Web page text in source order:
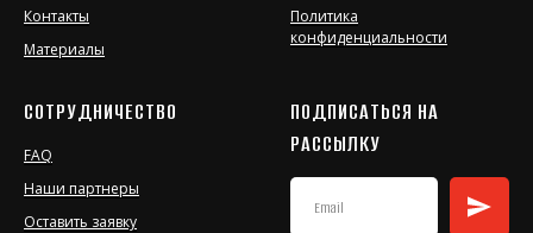
Контакты
Материалы
Политика
конфиденциальности
СОТРУДНИЧЕСТВО
FAQ
Наши партнеры
Оставить заявку
ПОДПИСАТЬСЯ НА
РАССЫЛКУ